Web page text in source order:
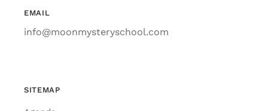
EMAIL
info@moonmysteryschool.com
SITEMAP